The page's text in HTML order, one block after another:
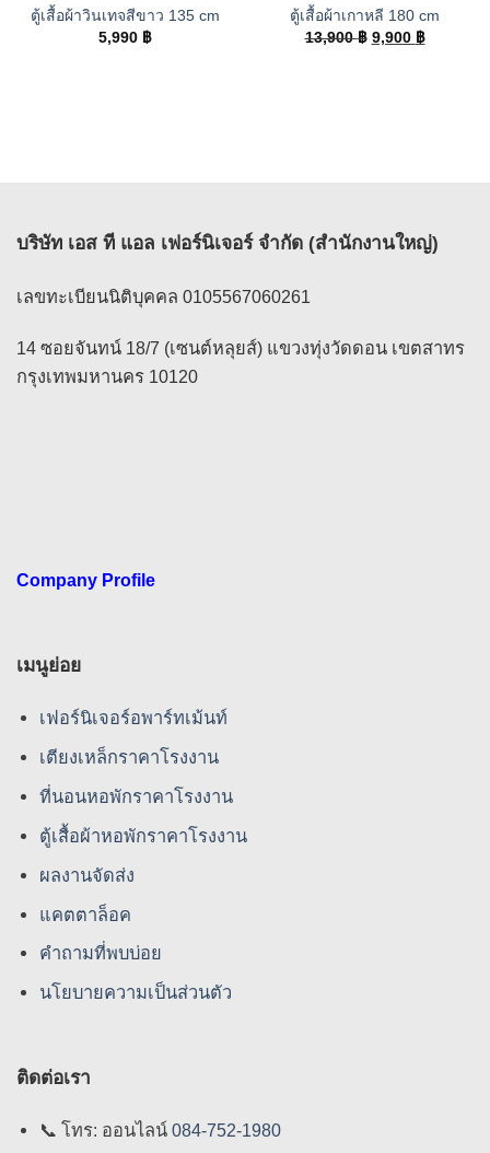
ตู้เสื้อผ้าวินเทจสีขาว 135 cm
5,990 ฿
ตู้เสื้อผ้าเกาหลี 180 cm
13,900฿ Original
9,900 ฿Current
บริษัท เอส ที แอล เฟอร์นิเจอร์ จำกัด (สำนักงานใหญ่)
เลขทะเบียนนิติบุคคล 0105567060261
14 ซอยจันทน์ 18/7 (เซนต์หลุยส์) แขวงทุ่งวัดดอน เขตสาทร
กรุงเทพมหานคร 10120
Company Profile
เมนูย่อย
เฟอร์นิเจอร์อพาร์ทเม้นท์
เตียงเหล็กราคาโรงงาน
ที่นอนหอพักราคาโรงงาน
ตู้เสื้อผ้าหอพักราคาโรงงาน
ผลงานจัดส่ง
แคตตาล็อค
คําถามที่พบบ่อย
นโยบายความเป็นส่วนตัว
ติดต่อเรา
📞โทร: ออนไลน์084-752-1980